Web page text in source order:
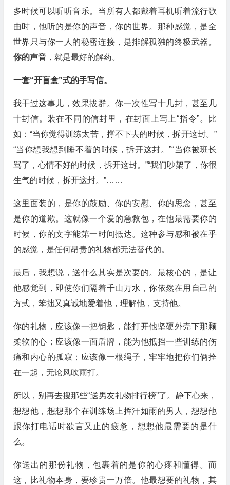
多时候可以听听音乐。当所有人都戴着耳机听着流行歌
曲时，他听的是你的声音，你的世界。那种感觉，是全
世界只与你一人的秘密连接，是排解孤独的终极武器。
你的声音，就是最好的解药。
一套“开盲盒”式的手写信。
我干过这事儿，效果拔群。你一次性写十几封，甚至几
十封信。装在不同的信封里，在封面上写上“指令”。比
如：“当你觉得训练太苦，撑不下去的时候，拆开这封。”
“当你想我想到睡不着的时候，拆开这封。”“当你被班长
骂了，心情不好的时候，拆开这封。”“我们吵架了，你很
生气的时候，拆开这封。”……
这里面装的，是你的鼓励、你的安慰、你的思念，甚至
是你的道歉。这就像一个爱的急救包，在他最需要你的
时候，你的文字能第一时间抵达。这种参与感和被在乎
的感觉，是任何昂贵的礼物都无法替代的。
最后，我想说，送什么其实是次要的。最核心的，是让
他感觉到，即使你们隔着千山万水，你依然在用自己的
方式，笨拙又真诚地爱着他，理解他，支持他。
你的礼物，应该像一把钥匙，能打开他坚硬外壳下那颗
柔软的心；应该像一面盾牌，能为他抵挡一些训练的伤
痛和内心的孤寂；应该像一根绳子，牢牢地把你们俩拴
在一起，无论风吹雨打。
所以，别再去搜那些“送男友礼物排行榜”了。静下心来，
想想他，想想那个在训练场上挥汗如雨的男人，想想他
跟你打电话时欲言又止的疲惫，想想他最需要的是什
么。
你送出的那份礼物，包裹着的是你的心疼和懂得。而
这，比礼物本身，要珍贵一万倍。他最想要的礼物，其